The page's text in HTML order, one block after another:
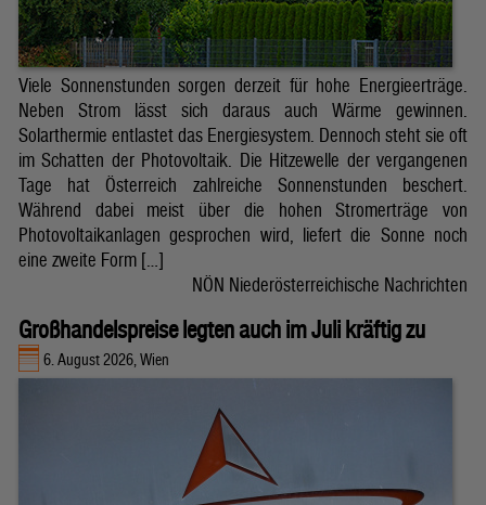
Viele Sonnenstunden sorgen derzeit für hohe Energieerträge.
Neben Strom lässt sich daraus auch Wärme gewinnen.
Solarthermie entlastet das Energiesystem. Dennoch steht sie oft
im Schatten der Photovoltaik. Die Hitzewelle der vergangenen
Tage hat Österreich zahlreiche Sonnenstunden beschert.
Während dabei meist über die hohen Stromerträge von
Photovoltaikanlagen gesprochen wird, liefert die Sonne noch
eine zweite Form […]
NÖN Niederösterreichische Nachrichten
Großhandelspreise legten auch im Juli kräftig zu
6. August 2026, Wien